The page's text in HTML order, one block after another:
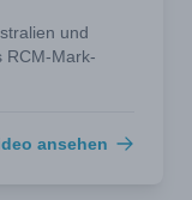
und
RCM-Mark-
ansehen